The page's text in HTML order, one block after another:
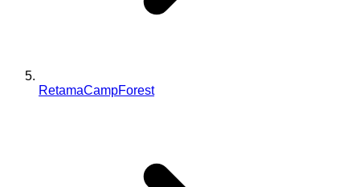
RetamaCampForest